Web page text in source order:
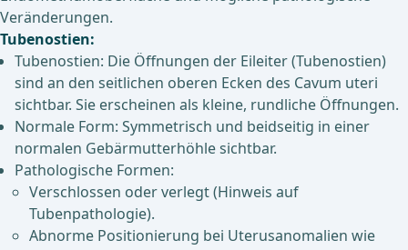
Veränderungen.
Tubenostien:
Tubenostien: Die Öffnungen der Eileiter (Tubenostien)
sind an den seitlichen oberen Ecken des Cavum uteri
sichtbar. Sie erscheinen als kleine, rundliche Öffnungen.
Normale Form: Symmetrisch und beidseitig in einer
normalen Gebärmutterhöhle sichtbar.
Pathologische Formen:
Verschlossen oder verlegt (Hinweis auf
Tubenpathologie).
Abnorme Positionierung bei Uterusanomalien wie